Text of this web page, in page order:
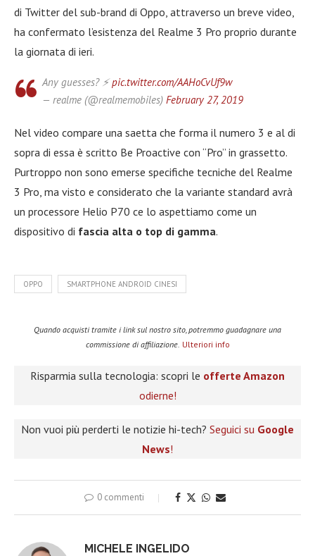
di Twitter del sub-brand di Oppo, attraverso un breve video,
ha confermato l’esistenza del Realme 3 Pro proprio durante
la giornata di ieri.
Any guesses? ⚡pic.twitter.com/AAHoCvUf9w
— realme (@realmemobiles) February 27, 2019
Nel video compare una saetta che forma il numero 3 e al di
sopra di essa è scritto Be Proactive con “Pro” in grassetto.
Purtroppo non sono emerse specifiche tecniche del Realme
3 Pro, ma visto e considerato che la variante standard avrà
un processore Helio P70 ce lo aspettiamo come un
dispositivo di fascia alta o top di gamma.
OPPO SMARTPHONE ANDROID CINESI
Quando acquisti tramite i link sul nostro sito, potremmo guadagnare una
commissione di affiliazione. Ulteriori info
Risparmia sulla tecnologia: scopri le offerte Amazon
odierne!
Non vuoi più perderti le notizie hi-tech? Seguici su Google
News!
0 commenti
MICHELE INGELIDO